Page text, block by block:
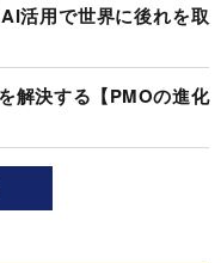
活用で世界に後れを取
解決する【PMOの進化